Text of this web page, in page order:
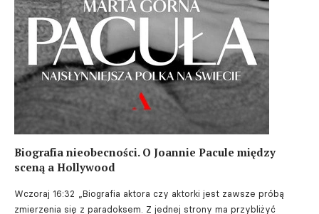
Biografia nieobecności. O Joannie Pacule między
sceną a Hollywood
Wczoraj 16:32 „Biografia aktora czy aktorki jest zawsze próbą
zmierzenia się z paradoksem. Z jednej strony ma przybliżyć